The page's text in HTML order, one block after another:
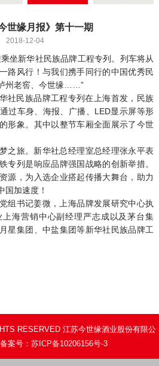
世缘月报》第十一期
2018-12-04
新华社民族品牌工程专列。列车将从
路风行！与我们携手同行的中国优秀民
州老窖、今世缘……”
民族品牌工程专列在上海首发，民族
过车身、海报、广播、LED显示屏等形
形象。其中以整节车厢全面展示了今世
旅。新华社总经理室总经理张永平表
专列是响应品牌强国战略的创新举措。
源，为入选企业搭起传播大舞台，助力
国加速度！
书记姜微，上海品牌发展研究中心执
海营销中心副经理严志成以及茅台集
星集团、中盐集团等新华社民族品牌工
RESERVED 江苏今世缘酒业股份有限公
案号： 苏ICP备10206156号-3